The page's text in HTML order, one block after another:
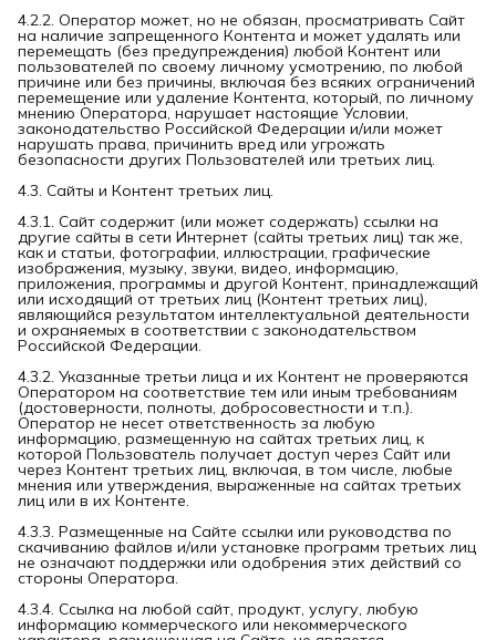
4.2.2. Оператор может, но не обязан, просматривать Сайт
на наличие запрещенного Контента и может удалять или
перемещать (без предупреждения) любой Контент или
пользователей по своему личному усмотрению, по любой
причине или без причины, включая без всяких ограничений
перемещение или удаление Контента, который, по личному
мнению Оператора, нарушает настоящие Условии,
законодательство Российской Федерации и/или может
нарушать права, причинить вред или угрожать
безопасности других Пользователей или третьих лиц.
4.3. Сайты и Контент третьих лиц.
4.3.1. Сайт содержит (или может содержать) ссылки на
другие сайты в сети Интернет (сайты третьих лиц) так же,
как и статьи, фотографии, иллюстрации, графические
изображения, музыку, звуки, видео, информацию,
приложения, программы и другой Контент, принадлежащий
или исходящий от третьих лиц (Контент третьих лиц),
являющийся результатом интеллектуальной деятельности
и охраняемых в соответствии с законодательством
Российской Федерации.
4.3.2. Указанные третьи лица и их Контент не проверяются
Оператором на соответствие тем или иным требованиям
(достоверности, полноты, добросовестности и т.п.).
Оператор не несет ответственность за любую
информацию, размещенную на сайтах третьих лиц, к
которой Пользователь получает доступ через Сайт или
через Контент третьих лиц, включая, в том числе, любые
мнения или утверждения, выраженные на сайтах третьих
лиц или в их Контенте.
4.3.3. Размещенные на Сайте ссылки или руководства по
скачиванию файлов и/или установке программ третьих лиц
не означают поддержки или одобрения этих действий со
стороны Оператора.
4.3.4. Ссылка на любой сайт, продукт, услугу, любую
информацию коммерческого или некоммерческого